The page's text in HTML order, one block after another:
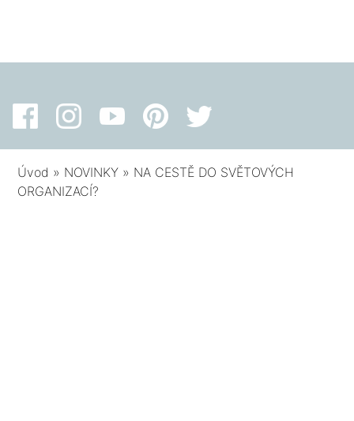
Úvod » NOVINKY » NA CESTĚ DO SVĚTOVÝCH
ORGANIZACÍ?